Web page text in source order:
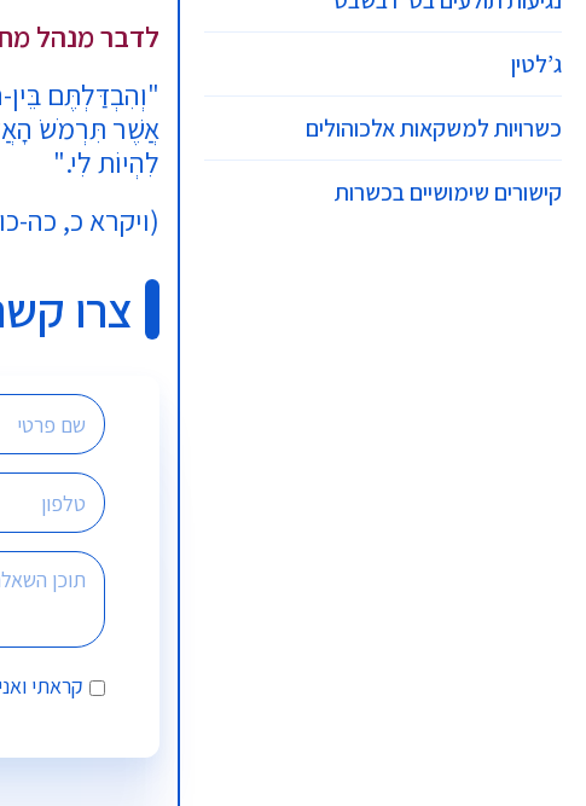
לדבר מנהל
"וְהִבְדַּלְתֶּם
אֲשֶׁר תִּרְמֹשׂ
לִהְיוֹת לִי."
(ויקרא כ, כה-
צרו
קראתי
ג’לטין
כשרויות למשקאות אלכוהולים
קישורים שימושיים בכשרות